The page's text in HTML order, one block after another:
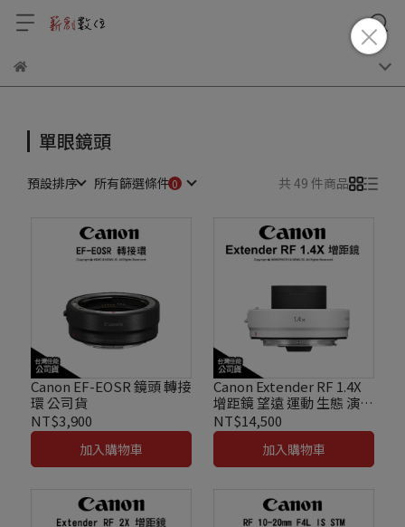
單眼鏡頭
預設排序 所有篩選條件 共 49 件商品
Canon EF-EOSR 鏡頭 轉接
環 公司貨
NT$3,900
加入購物車
Canon Extender RF 1.4X
增距鏡 望遠 運動 生態 演唱
會 攝影 加倍鏡 公司貨
NT$14,500
加入購物車